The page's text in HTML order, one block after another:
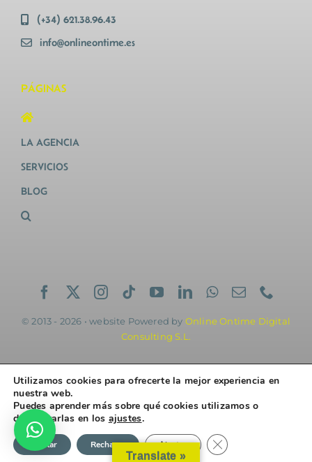
(+34) 621.38.96.43
info@onlineontime.es
PÁGINAS
LA AGENCIA
SERVICIOS
BLOG
© 2013 - 2026 • website Powered by Online Ontime Digital
Consulting S.L.
Translate »
Utilizamos cookies para ofrecerte la mejor experiencia en
nuestra web.
Puedes aprender más sobre qué cookies utilizamos o
desactivarlas en los ajustes.
Aceptar Rechazar Ajustes Cerrar el banner de